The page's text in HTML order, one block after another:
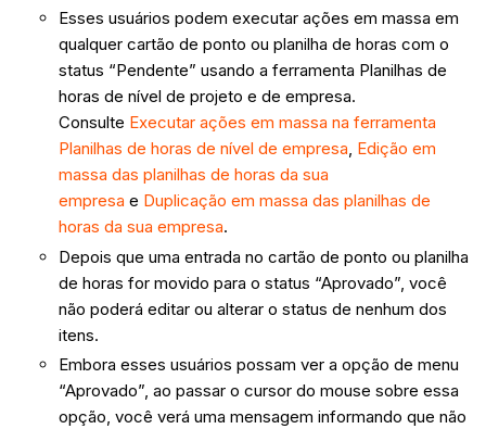
Esses usuários podem executar ações em massa em
qualquer cartão de ponto ou planilha de horas com o
status “Pendente” usando a ferramenta Planilhas de
horas de nível de projeto e de empresa.
Consulte Executar ações em massa na ferramenta
Planilhas de horas de nível de empresa, Edição em
massa das planilhas de horas da sua
empresa e Duplicação em massa das planilhas de
horas da sua empresa.
Depois que uma entrada no cartão de ponto ou planilha
de horas for movido para o status “Aprovado”, você
não poderá editar ou alterar o status de nenhum dos
itens.
Embora esses usuários possam ver a opção de menu
“Aprovado”, ao passar o cursor do mouse sobre essa
opção, você verá uma mensagem informando que não